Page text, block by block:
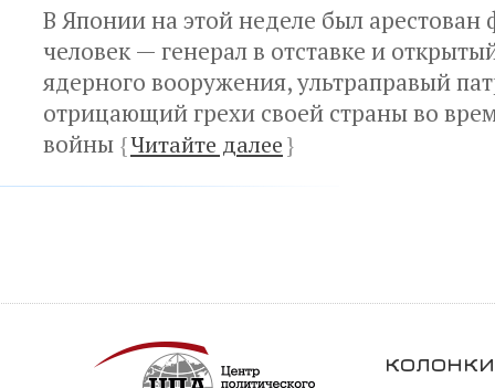
В Японии на этой неделе был арестован
человек — генерал в отставке и
ядерного вооружения, ультраправый
отрицающий грехи своей страны во
войны {Читайте далее}
колонки